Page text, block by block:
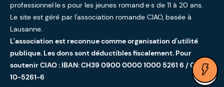
professionnel·le·s pour les jeunes romand·e·s de 11 à 20 ans.
Le site est géré par l'association romande CIAO, basée à
Lausanne.
L'association est reconnue comme organisation d'utilité
publique. Les dons sont déductibles fiscalement. Pour
soutenir CIAO : IBAN: CH39 0900 0000 1000 5261 6 / CCP:
10-5261-6